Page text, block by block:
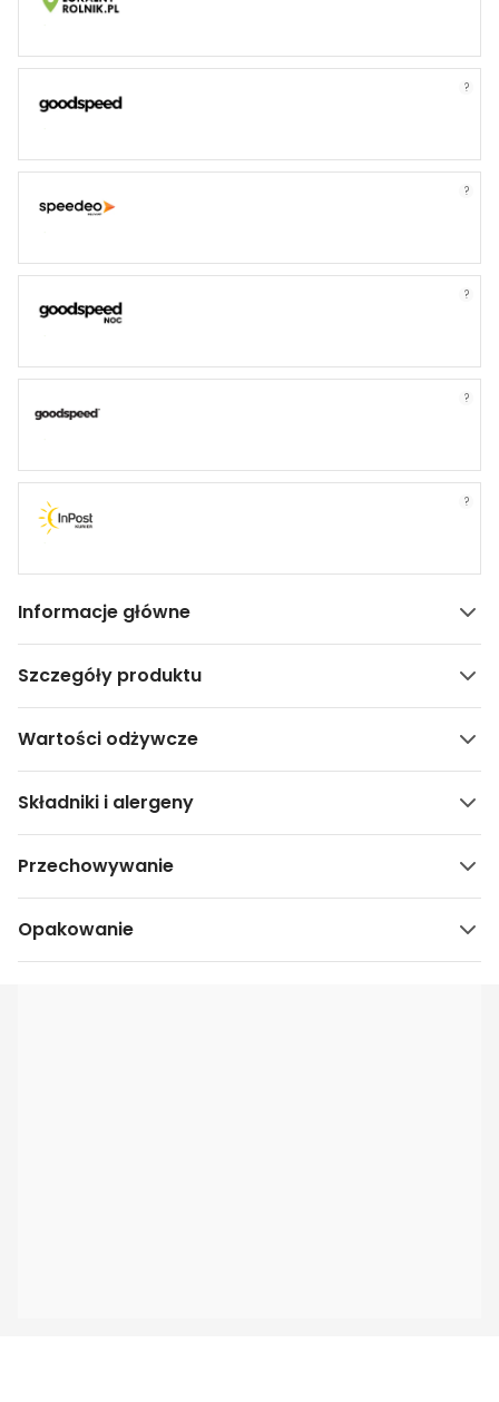
?
?
?
?
?
Informacje główne
Szczegóły produktu
Wartości odżywcze
Składniki i alergeny
Przechowywanie
Opakowanie